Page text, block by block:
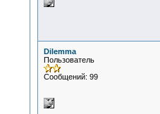
Dilemma
Пользователь
Сообщений: 99